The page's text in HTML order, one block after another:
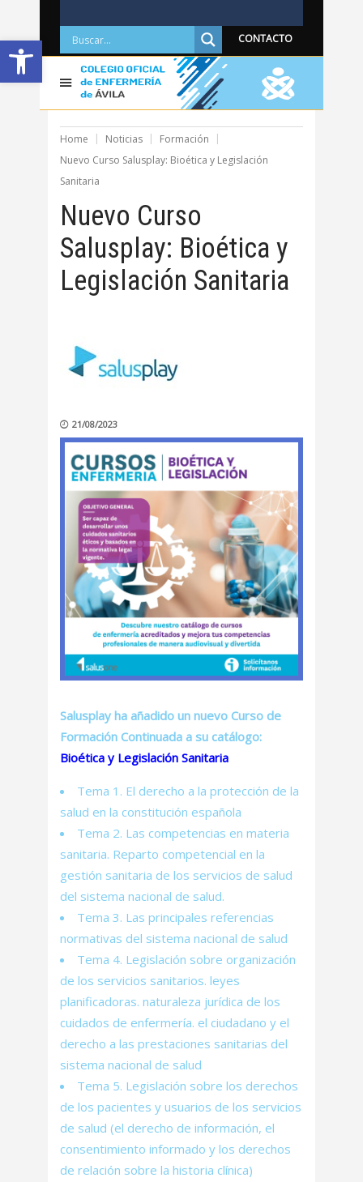
Abrir barra de herramientas CONTACTO
Home Noticias
Formación
Nuevo Curso Salusplay: Bioética y Legislación
Sanitaria
Nuevo Curso
Salusplay: Bioética y
Legislación Sanitaria
21/08/2023
Salusplay ha añadido un nuevo Curso de
Formación Continuada a su catálogo:
Bioética y Legislación Sanitaria
Tema 1. El derecho a la protección de la
salud en la constitución española
Tema 2. Las competencias en materia
sanitaria. Reparto competencial en la
gestión sanitaria de los servicios de salud
del sistema nacional de salud.
Tema 3. Las principales referencias
normativas del sistema nacional de salud
Tema 4. Legislación sobre organización
de los servicios sanitarios. leyes
planificadoras. naturaleza jurídica de los
cuidados de enfermería. el ciudadano y el
derecho a las prestaciones sanitarias del
sistema nacional de salud
Tema 5. Legislación sobre los derechos
de los pacientes y usuarios de los servicios
de salud (el derecho de información, el
consentimiento informado y los derechos
de relación sobre la historia clínica)